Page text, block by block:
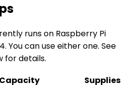
runs on Raspberry Pi
You can use either one. See
for details.
Capacity
Supplies